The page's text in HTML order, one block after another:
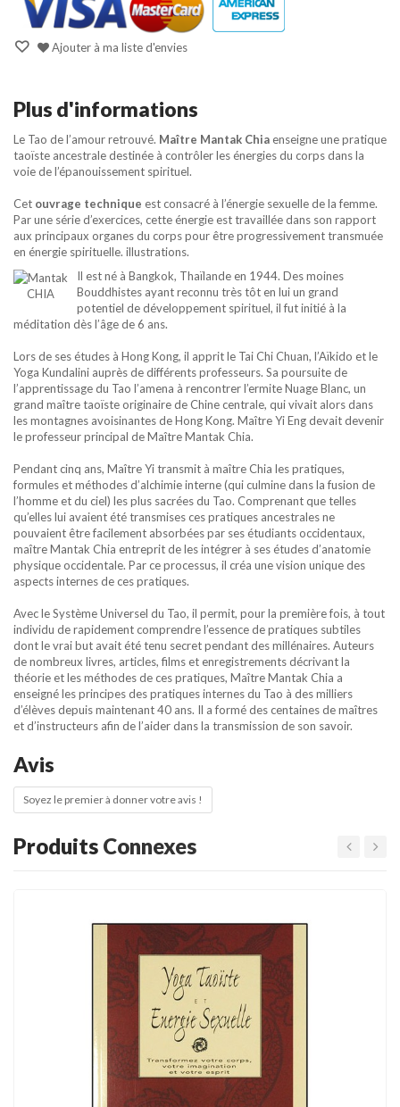
Ajouter à ma liste d'envies
Plus d'informations
Le Tao de l’amour retrouvé. Maître Mantak Chia enseigne une pratique
taoïste ancestrale destinée à contrôler les énergies du corps dans la
voie de l’épanouissement spirituel.
Cet ouvrage technique est consacré à l’énergie sexuelle de la femme.
Par une série d’exercices, cette énergie est travaillée dans son rapport
aux principaux organes du corps pour être progressivement transmuée
en énergie spirituelle. illustrations.
Il est né à Bangkok, Thaïlande en 1944. Des moines
Bouddhistes ayant reconnu très tôt en lui un grand
potentiel de développement spirituel, il fut initié à la
méditation dès l’âge de 6 ans.
Lors de ses études à Hong Kong, il apprit le Tai Chi Chuan, l’Aïkido et le
Yoga Kundalini auprès de différents professeurs. Sa poursuite de
l’apprentissage du Tao l’amena à rencontrer l’ermite Nuage Blanc, un
grand maître taoïste originaire de Chine centrale, qui vivait alors dans
les montagnes avoisinantes de Hong Kong. Maître Yi Eng devait devenir
le professeur principal de Maître Mantak Chia.
Pendant cinq ans, Maître Yi transmit à maître Chia les pratiques,
formules et méthodes d’alchimie interne (qui culmine dans la fusion de
l’homme et du ciel) les plus sacrées du Tao. Comprenant que telles
qu’elles lui avaient été transmises ces pratiques ancestrales ne
pouvaient être facilement absorbées par ses étudiants occidentaux,
maître Mantak Chia entreprit de les intégrer à ses études d’anatomie
physique occidentale. Par ce processus, il créa une vision unique des
aspects internes de ces pratiques.
Avec le Système Universel du Tao, il permit, pour la première fois, à tout
individu de rapidement comprendre l’essence de pratiques subtiles
dont le vrai but avait été tenu secret pendant des millénaires. Auteurs
de nombreux livres, articles, films et enregistrements décrivant la
théorie et les méthodes de ces pratiques, Maître Mantak Chia a
enseigné les principes des pratiques internes du Tao à des milliers
d’élèves depuis maintenant 40 ans. Il a formé des centaines de maîtres
et d’instructeurs afin de l’aider dans la transmission de son savoir.
Avis
Soyez le premier à donner votre avis !
Produits Connexes